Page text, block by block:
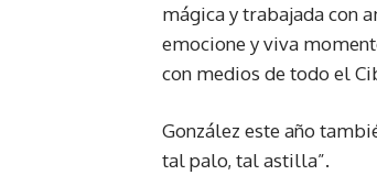
mágica y trabajada con
emocione y viva
con medios de todo el
González este año
tal palo, tal astilla”.